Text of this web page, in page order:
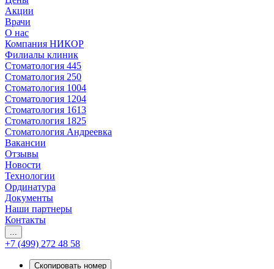
Акции
Врачи
О нас
Компания НИКОР
Филиалы клиник
Стоматология 445
Стоматология 250
Стоматология 1004
Стоматология 1204
Стоматология 1613
Стоматология 1825
Стоматология Андреевка
Вакансии
Отзывы
Новости
Технологии
Ординатура
Документы
Наши партнеры
Контакты
...
+7 (499) 272 48 58
Скопировать номер